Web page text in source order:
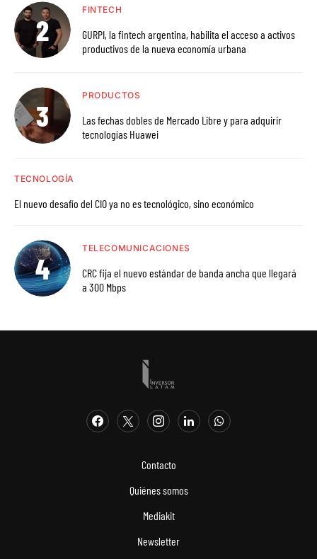
FINTECH
GURPI, la fintech argentina, habilita el acceso a activos
productivos de la nueva economía urbana
PRODUCTOS
Las fechas dobles de Mercado Libre y para adquirir
tecnologías Huawei
TECNOLOGÍA
El nuevo desafío del CIO ya no es tecnológico, sino económico
TELECOMUNICACIONES
CRC fija el nuevo estándar de banda ancha que llegará
a 300 Mbps
Contacto
Quiénes somos
Mediakit
Newsletter